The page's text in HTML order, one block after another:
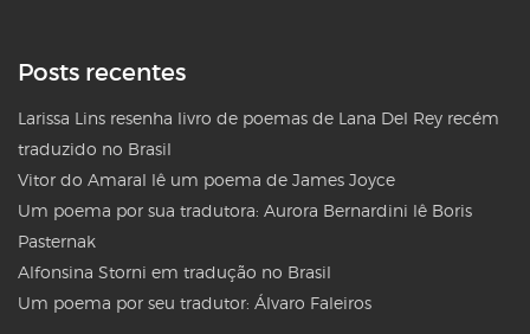
Posts recentes
Larissa Lins resenha livro de poemas de Lana Del Rey recém
traduzido no Brasil
Vitor do Amaral lê um poema de James Joyce
Um poema por sua tradutora: Aurora Bernardini lê Boris
Pasternak
Alfonsina Storni em tradução no Brasil
Um poema por seu tradutor: Álvaro Faleiros